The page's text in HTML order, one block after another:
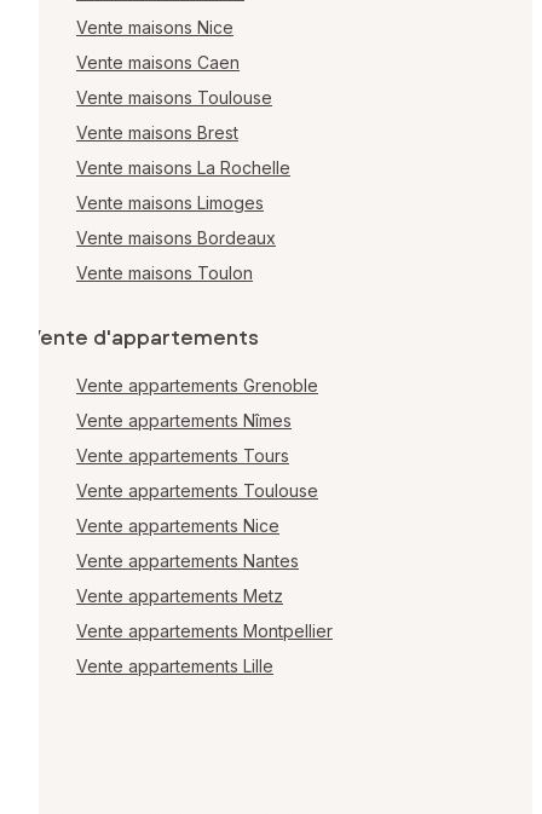
Vente maisons Nice
Vente maisons Caen
Vente maisons Toulouse
Vente maisons Brest
Vente maisons La Rochelle
Vente maisons Limoges
Vente maisons Bordeaux
Vente maisons Toulon
Vente d'appartements
Vente appartements Grenoble
Vente appartements Nîmes
Vente appartements Tours
Vente appartements Toulouse
Vente appartements Nice
Vente appartements Nantes
Vente appartements Metz
Vente appartements Montpellier
Vente appartements Lille